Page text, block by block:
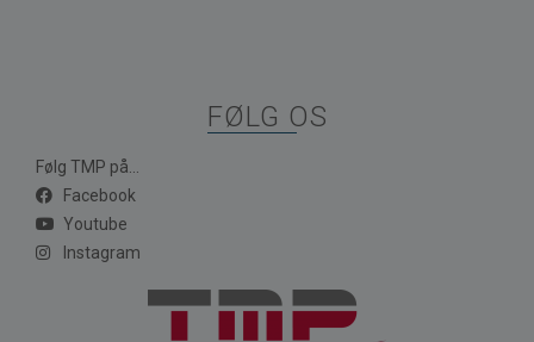
FØLG OS
Følg TMP på...
Facebook
Youtube
Instagram